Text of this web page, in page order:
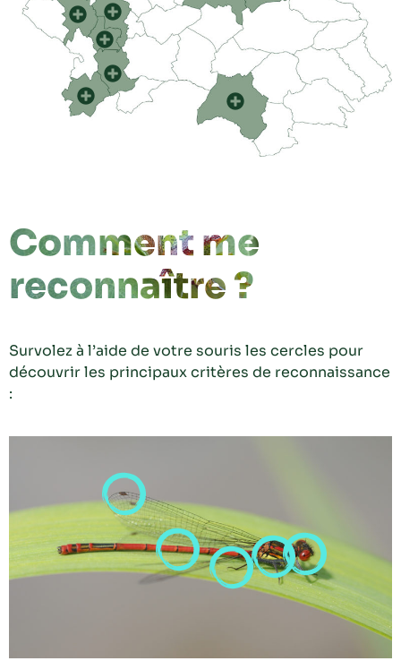
Comment me
reconnaître ?
Survolez à l’aide de votre souris les cercles pour
découvrir les principaux critères de reconnaissance
: